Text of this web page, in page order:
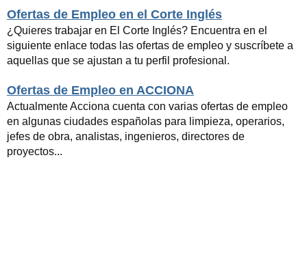
Ofertas de Empleo en el Corte Inglés
¿Quieres trabajar en El Corte Inglés? Encuentra en el
siguiente enlace todas las ofertas de empleo y suscríbete a
aquellas que se ajustan a tu perfil profesional.
Ofertas de Empleo en ACCIONA
Actualmente Acciona cuenta con varias ofertas de empleo
en algunas ciudades españolas para limpieza, operarios,
jefes de obra, analistas, ingenieros, directores de
proyectos...